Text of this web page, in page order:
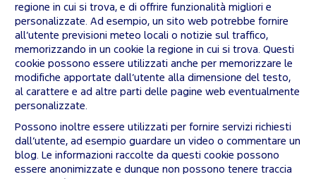
regione in cui si trova, e di offrire funzionalità migliori e
personalizzate. Ad esempio, un sito web potrebbe fornire
all’utente previsioni meteo locali o notizie sul traffico,
memorizzando in un cookie la regione in cui si trova. Questi
cookie possono essere utilizzati anche per memorizzare le
modifiche apportate dall’utente alla dimensione del testo,
al carattere e ad altre parti delle pagine web eventualmente
personalizzate.
Possono inoltre essere utilizzati per fornire servizi richiesti
dall’utente, ad esempio guardare un video o commentare un
blog. Le informazioni raccolte da questi cookie possono
essere anonimizzate e dunque non possono tenere traccia